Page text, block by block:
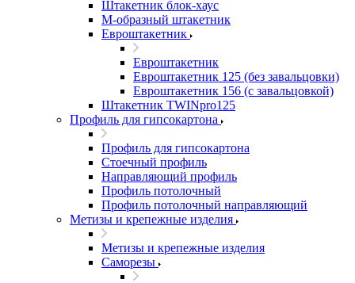
Штакетник блок-хаус
М-образный штакетник
Евроштакетник
Евроштакетник
Евроштакетник 125 (без завальцовки)
Евроштакетник 156 (с завальцовкой)
Штакетник TWINpro125
Профиль для гипсокартона
Профиль для гипсокартона
Стоечный профиль
Направляющий профиль
Профиль потолочный
Профиль потолочный направляющий
Метизы и крепежные изделия
Метизы и крепежные изделия
Саморезы